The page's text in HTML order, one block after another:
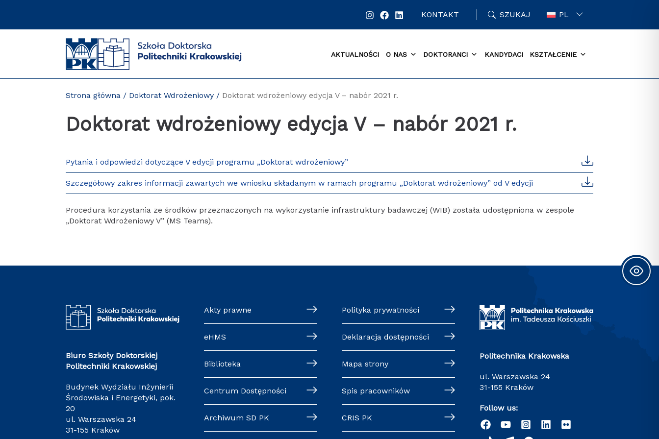
KONTAKT SZUKAJ PL
AKTUALNOŚCI O NAS DOKTORANCI KANDYDACI KSZTAŁCENIE
Strona główna Doktorat Wdrożeniowy Doktorat wdrożeniowy edycja V – nabór 2021 r.
Doktorat wdrożeniowy edycja V – nabór 2021 r.
Pytania i odpowiedzi dotyczące V edycji programu „Doktorat wdrożeniowy”
Szczegółowy zakres informacji zawartych we wniosku składanym w ramach programu „Doktorat wdrożeniowy” od V edycji
Procedura korzystania ze środków przeznaczonych na wykorzystanie infrastruktury badawczej (WIB) została udostępniona w zespole
„Doktorat Wdrożeniowy V” (MS Teams).
Biuro Szkoły Doktorskiej
Politechniki Krakowskiej
Budynek Wydziału Inżynierii
Środowiska i Energetyki, pok.
20
ul. Warszawska 24
31-155 Kraków
Akty prawne
eHMS
Biblioteka
Centrum Dostępności
Archiwum SD PK
Polityka prywatności
Deklaracja dostępności
Mapa strony
Spis pracowników
CRIS PK
Politechnika Krakowska
ul. Warszawska 24
31-155 Kraków
Follow us: